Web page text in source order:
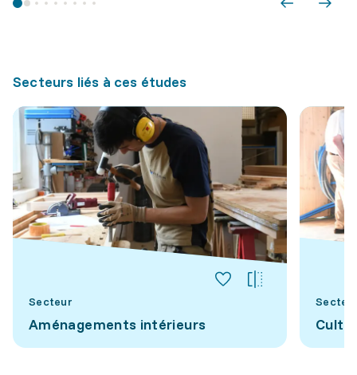
Secteurs liés à ces études
Secteur
Aménagements intérieurs